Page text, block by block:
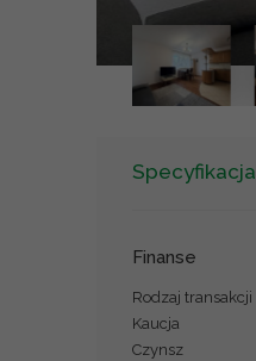
Specyfikacja
Finanse
Rodzaj transakcji
Kaucja
Czynsz